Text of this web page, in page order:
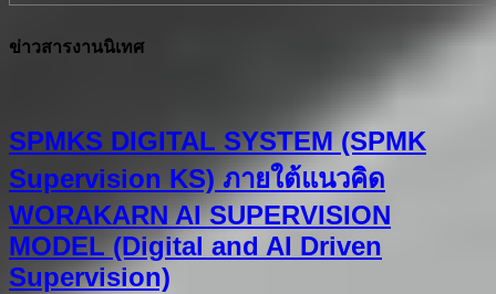
ข่าวสารงานนิเทศ
SPMKS DIGITAL SYSTEM (SPMK
Supervision KS) ภายใต้แนวคิด
WORAKARN AI SUPERVISION
MODEL (Digital and AI Driven
Supervision)